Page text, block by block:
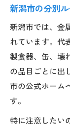
新潟市の分別
新潟市では、金
れています。代
製食器、缶、壊
の品目ごとに出
市の公式ホーム
す。
特に注意したい